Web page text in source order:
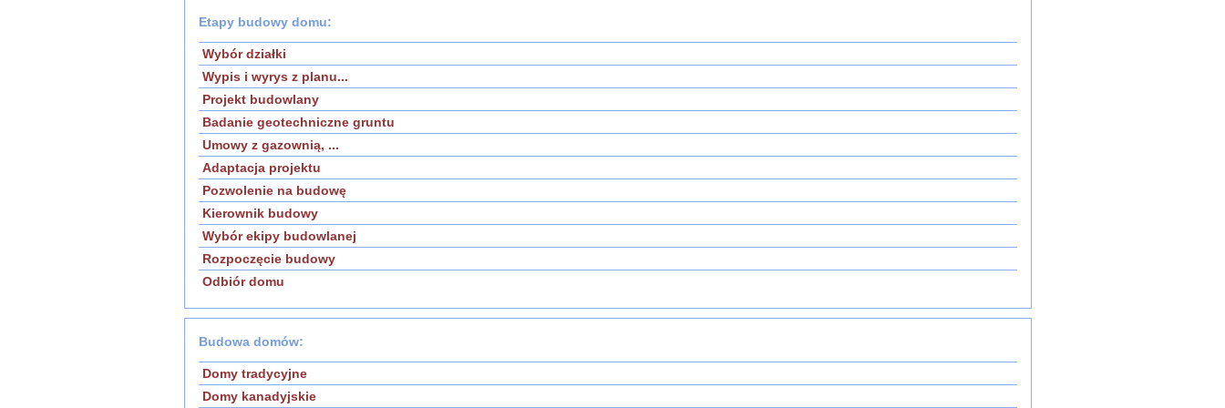
Etapy budowy domu:
Wybór działki
Wypis i wyrys z planu...
Projekt budowlany
Badanie geotechniczne gruntu
Umowy z gazownią, ...
Adaptacja projektu
Pozwolenie na budowę
Kierownik budowy
Wybór ekipy budowlanej
Rozpoczęcie budowy
Odbiór domu
Budowa domów:
Domy tradycyjne
Domy kanadyjskie